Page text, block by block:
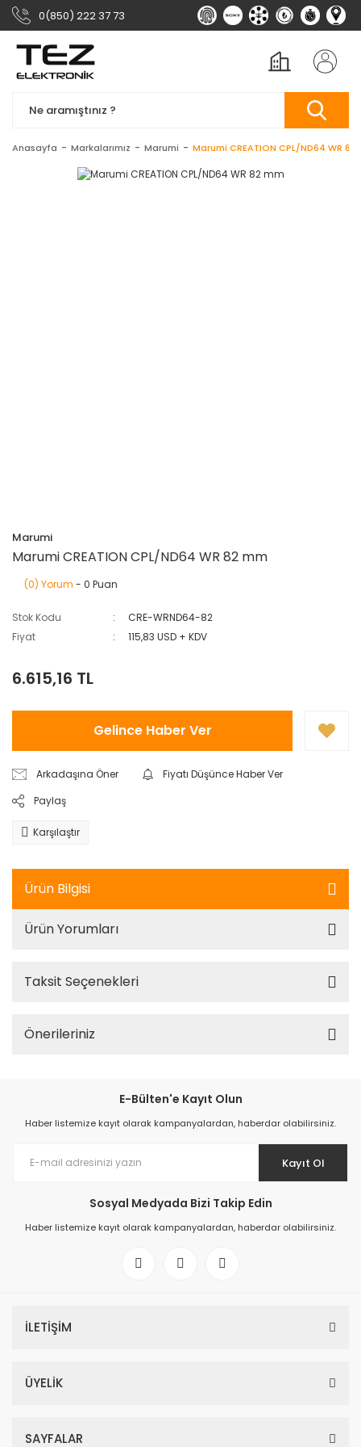
0(850) 222 37 73
Anasayfa Markalarımız Marumi Marumi CREATION CPL/ND64 WR 82
Marumi
Marumi CREATION CPL/ND64 WR 82 mm
(0) Yorum - 0 Puan
Stok Kodu
CRE-WRND64-82
Fiyat
115,83 USD + KDV
6.615,16 TL
Gelince Haber Ver
Arkadaşına Öner
Fiyatı Düşünce Haber Ver
Paylaş
Karşılaştır
Ürün Bilgisi
Ürün Yorumları
Taksit Seçenekleri
Önerileriniz
E-Bülten'e Kayıt Olun
Haber listemize kayıt olarak kampanyalardan, haberdar olabilirsiniz.
Kayıt Ol
Sosyal Medyada Bizi Takip Edin
Haber listemize kayıt olarak kampanyalardan, haberdar olabilirsiniz.
İLETİŞİM
ÜYELİK
SAYFALAR